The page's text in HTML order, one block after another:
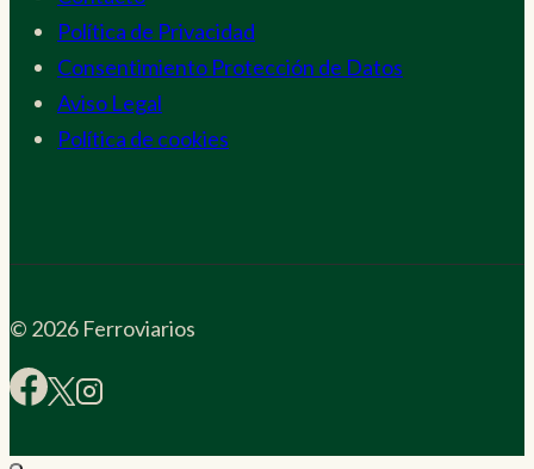
Política de Privacidad
Consentimiento Protección de Datos
Aviso Legal
Política de cookies
© 2026 Ferroviarios